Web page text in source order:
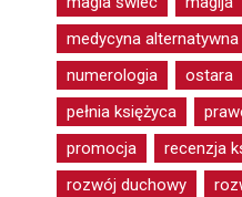
medycyna alternatywna
numerologia
ostara
pełnia księżyca
promocja
recenzja
rozwój duchowy